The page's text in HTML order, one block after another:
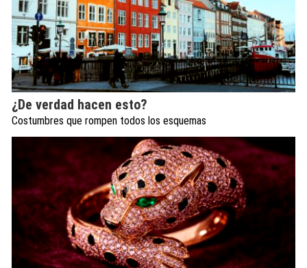
¿De verdad hacen esto?
Costumbres que rompen todos los esquemas